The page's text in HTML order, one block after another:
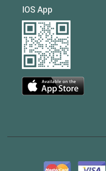
IOS App